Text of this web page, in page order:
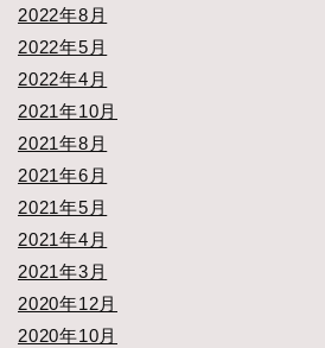
2022年8月
2022年5月
2022年4月
2021年10月
2021年8月
2021年6月
2021年5月
2021年4月
2021年3月
2020年12月
2020年10月